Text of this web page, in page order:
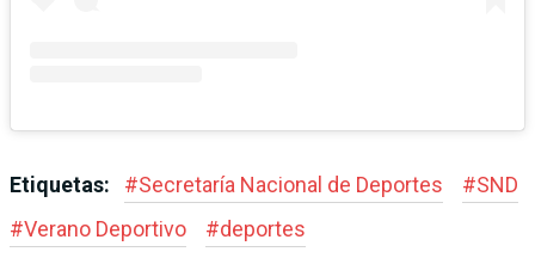
Etiquetas: #Secretaría Nacional de Deportes #SND
#Verano Deportivo #deportes